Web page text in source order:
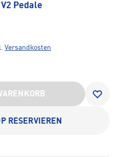
Pedale
Versandkosten
RESERVIEREN